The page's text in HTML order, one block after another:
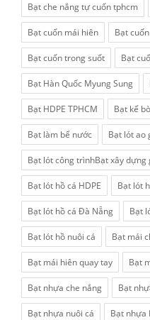
Bạt che nắng tự cuốn tphcm
Bạt cuốn mái hiên Bạt
Bạt cuốn trong suốt Bạt
Bạt Hàn Quốc Myung Sung
Bạt HDPE TPHCM Bạt kế
Bạt làm bể nước Bạt lót ao
Bạt lót công trìnhBạt xây dựng
Bạt lót hồ cá HDPE Bạt lót
Bạt lót hồ cá Đà Nẵng Bạt
Bạt lót hồ nuôi cá Bạt mái
Bạt mái hiên quay tay Bạt
Bạt nhựa che nắng Bạt
Bạt nhựa nuôi cá Bạt nhựa